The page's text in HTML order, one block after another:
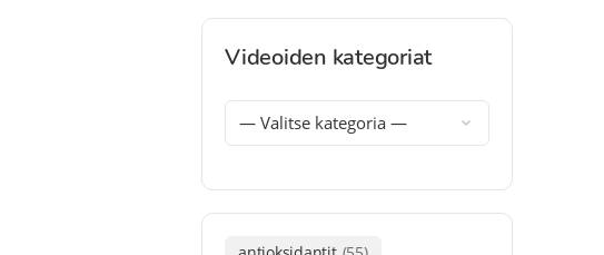
Videoiden kategoriat